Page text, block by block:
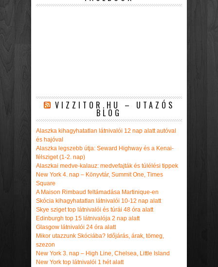
VIZZITOR.HU – UTAZÓS
BLOG
Alaszka kihagyhatatlan látnivalói 12 nap alatt autóval
és hajóval
Alaszka legszebb útja: Seward Highway és a Kenai-
félsziget (1-2. nap)
Alaszkai medve-kalauz: medvefajták és túlélési tippek
New York 4. nap – Könyvtár, Summit One, Times
Square
A Maison Rimbaud feltámadása Martinique-en
Skócia kihagyhatatlan látnivalói 10-12 nap alatt
Skye sziget top látnivalói és túrái 48 óra alatt
Edinburgh top 15 látnivalója 2 nap alatt
Glasgow látnivalói 24 óra alatt
Mikor utazzunk Skóciába? Időjárás, árak, tömeg,
szezon
New York 3. nap – High Line, Chelsea, Little Island
New York top látnivalói 1 hét alatt